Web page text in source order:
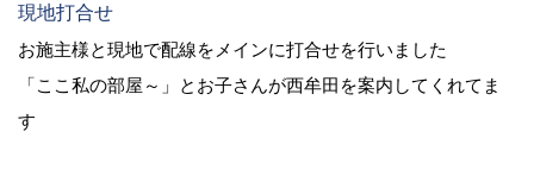
現地打合せ
お施主様と現地で配線をメインに打合せを行いました
「ここ私の部屋～」とお子さんが西牟田を案内してくれてま
す